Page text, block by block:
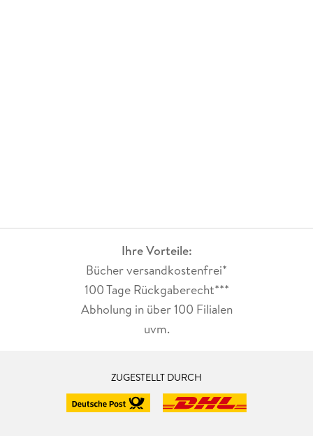
Ihre Vorteile:
Bücher versandkostenfrei*
100 Tage Rückgaberecht***
Abholung in über 100 Filialen
uvm.
ZUGESTELLT DURCH